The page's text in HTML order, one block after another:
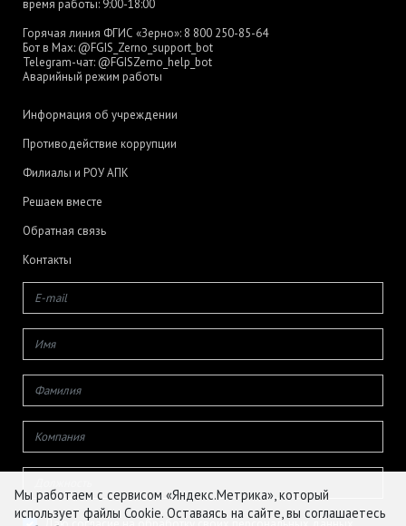
время работы: 9:00-18:00
Горячая линия ФГИС «Зерно»: 8 800 250-85-64
Бот в Max: @FGIS_Zerno_support_bot
Telegram-чат: @FGISZerno_help_bot
Аварийный режим работы
Информация об учреждении
Противодействие коррупции
Филиалы и РОУ АПК
Решаем вместе
Обратная связь
Контакты
Мы работаем с сервисом «Яндекс.Метрика», который
использует файлы Cookie. Оставаясь на сайте, вы соглашаетесь